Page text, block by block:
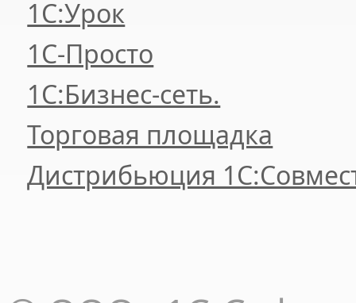
1С:Урок
1C-Просто
1С:Бизнес-сеть.
Торговая площадка
Дистрибьюция